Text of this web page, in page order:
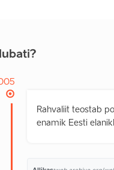
Rahvaliit teostab
enamik Eesti